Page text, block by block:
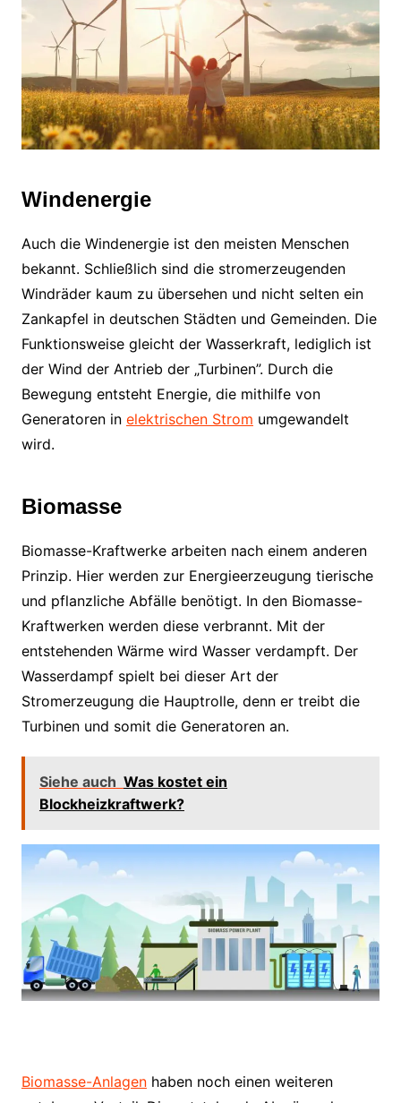
Windenergie
Auch die Windenergie ist den meisten Menschen
bekannt. Schließlich sind die stromerzeugenden
Windräder kaum zu übersehen und nicht selten ein
Zankapfel in deutschen Städten und Gemeinden. Die
Funktionsweise gleicht der Wasserkraft, lediglich ist
der Wind der Antrieb der „Turbinen”. Durch die
Bewegung entsteht Energie, die mithilfe von
Generatoren in elektrischen Strom umgewandelt
wird.
Biomasse
Biomasse-Kraftwerke arbeiten nach einem anderen
Prinzip. Hier werden zur Energieerzeugung tierische
und pflanzliche Abfälle benötigt. In den Biomasse-
Kraftwerken werden diese verbrannt. Mit der
entstehenden Wärme wird Wasser verdampft. Der
Wasserdampf spielt bei dieser Art der
Stromerzeugung die Hauptrolle, denn er treibt die
Turbinen und somit die Generatoren an.
Siehe auch Was kostet ein
Blockheizkraftwerk?
Biomasse-Anlagenhaben noch einen weiteren